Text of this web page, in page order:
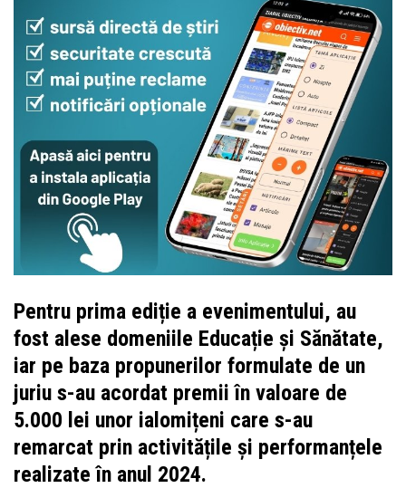
Pentru prima ediție a evenimentului, au
fost alese domeniile Educație și Sănătate,
iar pe baza propunerilor formulate de un
juriu s-au acordat premii în valoare de
5.000 lei unor ialomițeni care s-au
remarcat prin activitățile şi performanțele
realizate în anul 2024.